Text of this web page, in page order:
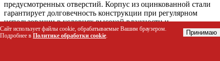
предусмотренных отверстий. Корпус из оцинкованной стали
гарантирует долговечность конструкции при регулярном
использовании в условиях высокой влажности и
температурных перепадов.
Сайт использует файлы cookie, обрабатываемые Вашим браузером.
Подробнее в Политике обработки cookie. Принимаю